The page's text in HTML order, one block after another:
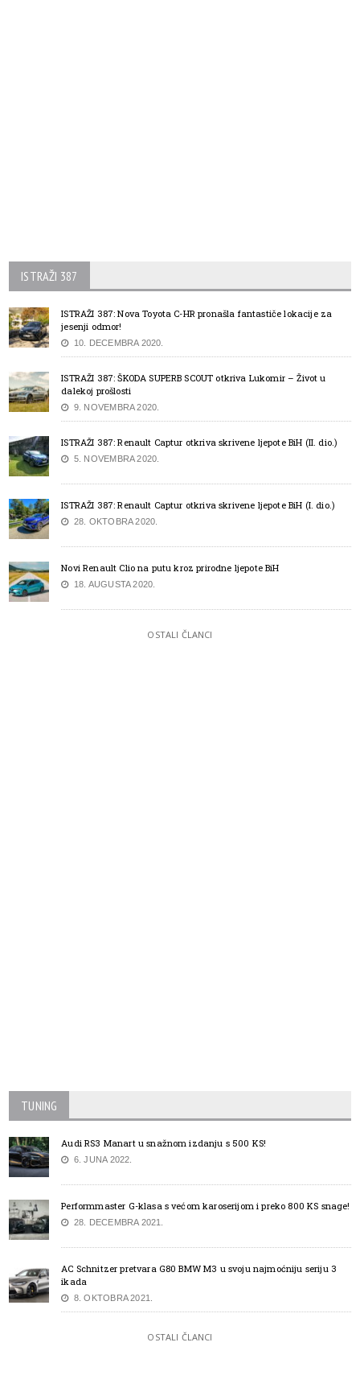
ISTRAŽI 387
ISTRAŽI 387: Nova Toyota C-HR pronašla fantastiče lokacije za
jesenji odmor!
10. DECEMBRA 2020.
ISTRAŽI 387: ŠKODA SUPERB SCOUT otkriva Lukomir – Život u
dalekoj prošlosti
9. NOVEMBRA 2020.
ISTRAŽI 387: Renault Captur otkriva skrivene ljepote BiH (II. dio.)
5. NOVEMBRA 2020.
ISTRAŽI 387: Renault Captur otkriva skrivene ljepote BiH (I. dio.)
28. OKTOBRA 2020.
Novi Renault Clio na putu kroz prirodne ljepote BiH
18. AUGUSTA 2020.
OSTALI ČLANCI
TUNING
Audi RS3 Manart u snažnom izdanju s 500 KS!
6. JUNA 2022.
Performmaster G-klasa s većom karoserijom i preko 800 KS snage!
28. DECEMBRA 2021.
AC Schnitzer pretvara G80 BMW M3 u svoju najmoćniju seriju 3
ikada
8. OKTOBRA 2021.
OSTALI ČLANCI